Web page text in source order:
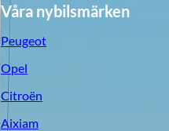
Våra nybilsmärken
Peugeot
Opel
Citroën
Aixiam